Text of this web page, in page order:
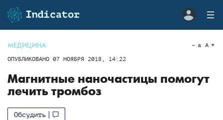
МЕДИЦИНА
ОПУБЛИКОВАНО 07 НОЯБРЯ 2018, 14:22
a A
Магнитные наночастицы помогут
лечить тромбоз
Обсудить